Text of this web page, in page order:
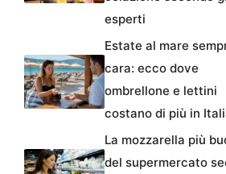
esperti
Estate al mare
cara: ecco dove
ombrellone e lettini
costano di più in
La mozzarella più
del supermercato